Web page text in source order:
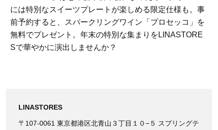
には特別なスイーツプレートが楽しめる限定仕様も。事
前予約すると、スパークリングワイン「プロセッコ」を
無料でプレゼント。年末の特別な集まりをLINASTORE
Sで華やかに演出しませんか？
LINASTORES
〒107-0061 東京都港区北青山３丁目１０−５ スプリングテ